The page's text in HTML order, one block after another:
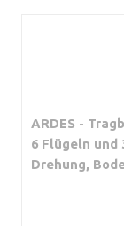
ARDES -
6 Flügeln und
Drehung,